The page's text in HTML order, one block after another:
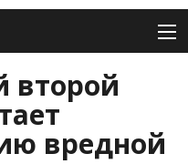
второй
вредной